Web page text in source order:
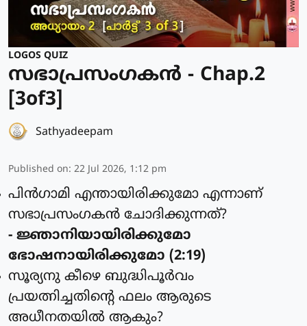
LOGOS QUIZ
സഭാപ്രസംഗകൻ - Chap.2
[3of3]
Sathyadeepam
Published on: 22 Jul 2026, 1:12 pm
പിന്‍ഗാമി എന്തായിരിക്കുമോ എന്നാണ്
സഭാപ്രസംഗകന്‍ ചോദിക്കുന്നത്?
- ജ്ഞാനിയായിരിക്കുമോ
ഭോഷനായിരിക്കുമോ (2:19)
സൂര്യനു കീഴെ ബുദ്ധിപൂര്‍വം
പ്രയത്നിച്ചതിന്റെ ഫലം ആരുടെ
അധീനതയില്‍ ആകും?